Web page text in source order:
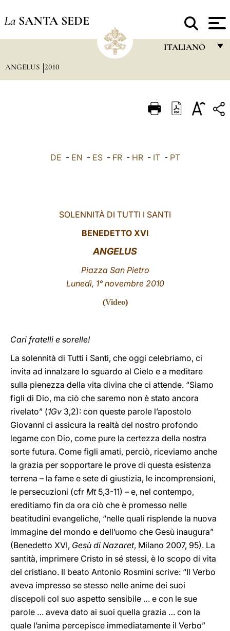
La SANTA SEDE
ITALIANO
ITALIANO
ANGELUS 2010
DE - EN - ES- FR- HR- IT- PT
SOLENNITÀ DI TUTTI I SANTI
BENEDETTO XVI
ANGELUS
Piazza San Pietro
Lunedì, 1° novembre 2010
(Video)
Cari fratelli e sorelle!
La solennità di Tutti i Santi, che oggi celebriamo, ci
invita ad innalzare lo sguardo al Cielo e a meditare
sulla pienezza della vita divina che ci attende. “Siamo
figli di Dio, ma ciò che saremo non è stato ancora
rivelato” (1Gv 3,2): con queste parole l’apostolo
Giovanni ci assicura la realtà del nostro profondo
legame con Dio, come pure la certezza della nostra
sorte futura. Come figli amati, perciò, riceviamo anche
la grazia per sopportare le prove di questa esistenza
terrena – la fame e sete di giustizia, le incomprensioni,
le persecuzioni (cfr Mt 5,3-11) – e, nel contempo,
ereditiamo fin da ora ciò che è promesso nelle
beatitudini evangeliche, “nelle quali risplende la nuova
immagine del mondo e dell’uomo che Gesù inaugura”
(Benedetto XVI, Gesù di Nazaret, Milano 2007, 95). La
santità, imprimere Cristo in sé stessi, è lo scopo di vita
del cristiano. Il beato Antonio Rosmini scrive: “Il Verbo
aveva impresso se stesso nelle anime dei suoi
discepoli col suo aspetto sensibile … e con le sue
parole … aveva dato ai suoi quella grazia … con la
quale l’anima percepisce immediatamente il Verbo”